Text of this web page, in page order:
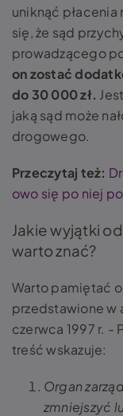
uniknąć płacenia
się, że sąd
prowadzącego
on zostać
do 30 000 zł.
jaką sąd może
drogowego.
Przeczytaj też:
owo się po niej
Jakie wyjątki
warto znać?
Warto pamiętać
przedstawione w
czerwca 1997 r. -
treść wskazuje:
Organ
zmniejszyć